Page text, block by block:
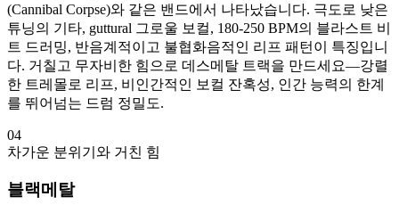
(Cannibal Corpse)와 같은 밴드에서 나타났습니다. 극도로 낮은
튜닝의 기타, guttural 그로울 보컬, 180-250 BPM의 블라스트 비
트 드러밍, 반음계적이고 불협화음적인 리프 패턴이 특징입니
다. 거칠고 무자비한 힘으로 데스메탈 트랙을 만드세요—강렬
한 트레몰로 리프, 비인간적인 보컬 잔혹성, 인간 능력의 한계
를 뛰어넘는 드럼 정밀도.
04
차가운 분위기와 거친 힘
블랙메탈